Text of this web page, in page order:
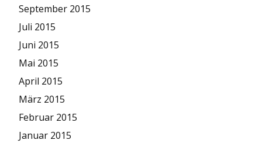
September 2015
Juli 2015
Juni 2015
Mai 2015
April 2015
März 2015
Februar 2015
Januar 2015